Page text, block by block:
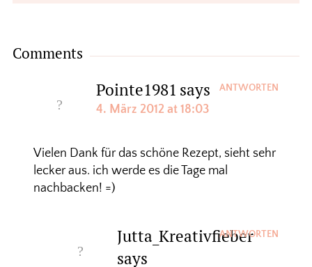
Comments
Pointe1981 says
4. März 2012 at 18:03
Vielen Dank für das schöne Rezept, sieht sehr
lecker aus. ich werde es die Tage mal
nachbacken! =)
ANTWORTEN
Jutta_Kreativfieber
says
ANTWORTEN